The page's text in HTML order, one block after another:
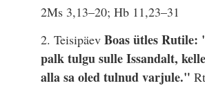
2Ms 3,13–20; Hb 11,23–31
2. TeisipäevBoas ütles
palk tulgu sulle Issandalt,
alla sa oled tulnud varjule."